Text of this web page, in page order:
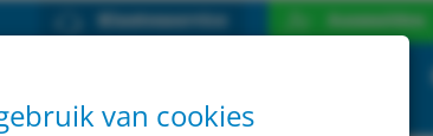
van cookies